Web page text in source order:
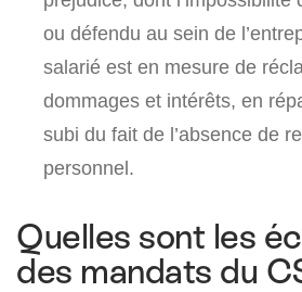
ou défendu au sein de
salarié est en mesure de
dommages et intérêts, en
subi du fait de l’absence de
personnel.
Quelles sont les
des mandats du